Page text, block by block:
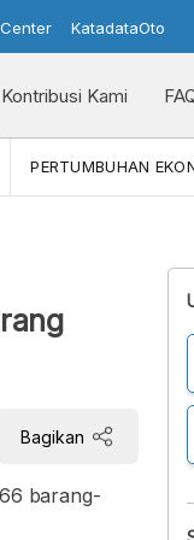
KatadataOto
Kontribusi Kami
PERTUMBUHAN
Bagikan
barang-